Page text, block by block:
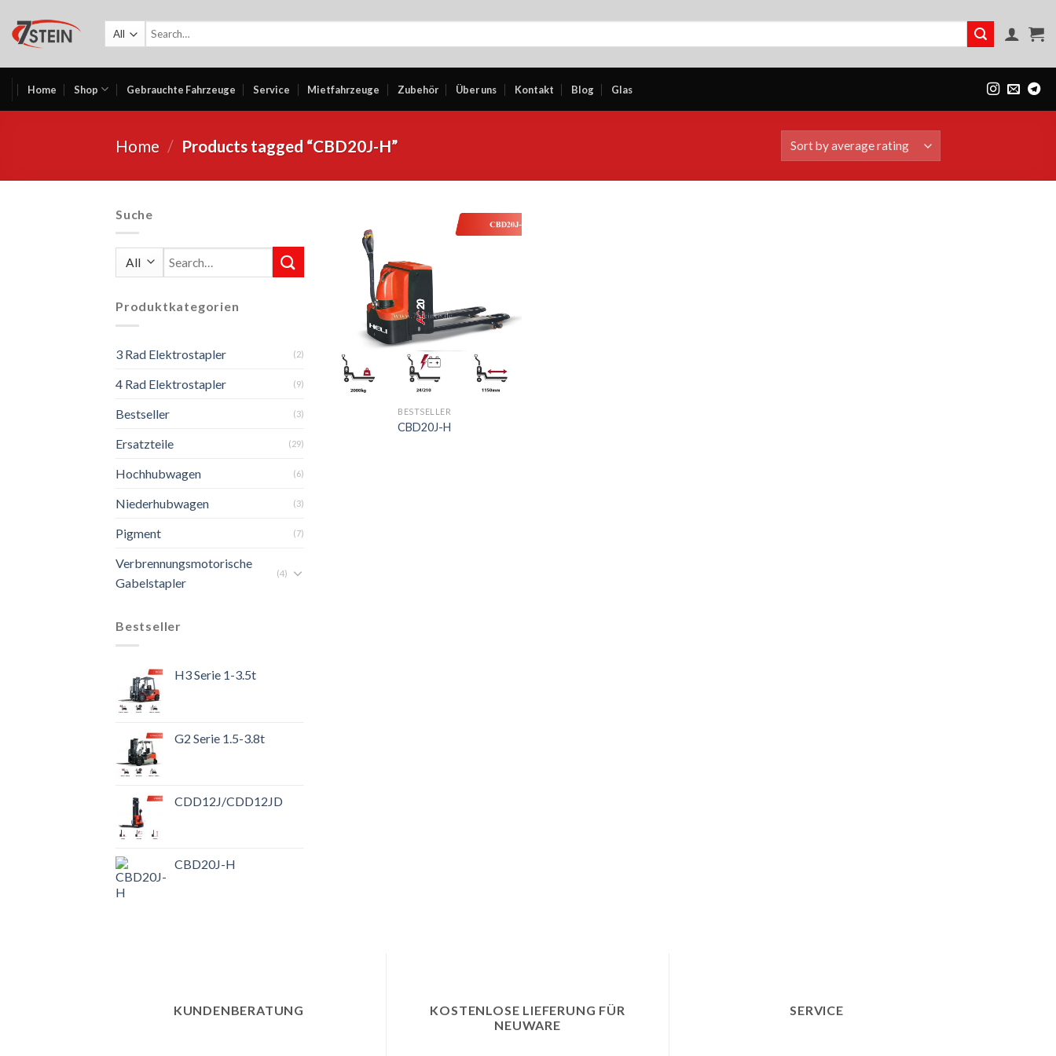
content
Search
Home Shop Gebrauchte Fahrzeuge Service Mietfahrzeuge Zubehör Über uns Kontakt Blog Glas
Home / Products tagged “CBD20J-H”
Suche
Search
for:
Produktkategorien
3 Rad Elektrostapler (2)
4 Rad Elektrostapler (9)
Bestseller (3)
Ersatzteile (29)
Hochhubwagen (6)
Niederhubwagen (3)
Pigment (7)
Verbrennungsmotorische
Gabelstapler
(4)
Bestseller
H3 Serie 1-3.5t
G2 Serie 1.5-3.8t
CDD12J/CDD12JD
CBD20J-H
BESTSELLER
CBD20J-H
KUNDENBERATUNG
KOSTENLOSE LIEFERUNG FÜR
NEUWARE
SERVICE